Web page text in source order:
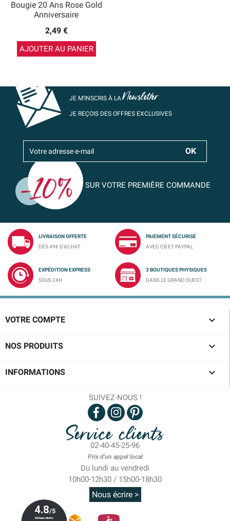
Bougie 20 Ans Rose Gold
Anniversaire
2,49 €
AJOUTER AU PANIER
JE M’INSCRIS À LANewsletter
JE REÇOIS DES OFFRES EXCLUSIVES
SUR VOTRE PREMIÈRE COMMANDE
LIVRAISON OFFERTE
DÈS 49€ D'ACHAT
PAIEMENT SÉCURISÉ
AVEC CB ET PAYPAL
EXPÉDITION EXPRESS
SOUS 24H
3 BOUTIQUES PHYSIQUES
DANS LE GRAND OUEST
VOTRE COMPTE 
NOS PRODUITS 
INFORMATIONS 
SUIVEZ-NOUS !
Service clients
02-40-45-25-96
Prix d'un appel local
Du lundi au vendredi
10h00-12h30 / 15h00-18h30
Nous écrire >